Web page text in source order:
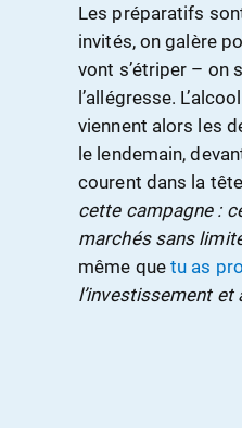
Les préparatifs
invités, on galère
vont s’étriper – on
l’allégresse.
viennent alors les
le lendemain,
courent dans la
cette campagne :
marchés sans
même que tu as
l’investissement et